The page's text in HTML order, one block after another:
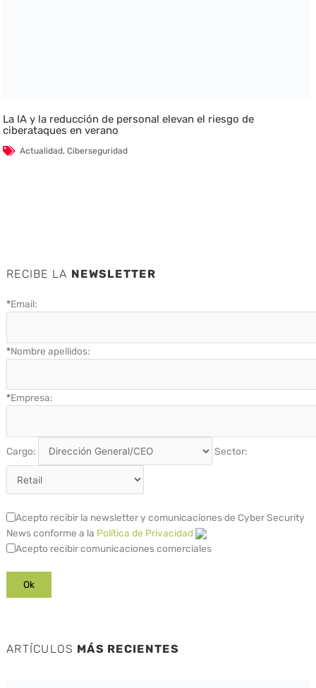
La IA y la reducción de personal elevan el riesgo de
ciberataques en verano
Actualidad,Ciberseguridad
RECIBE LA NEWSLETTER
*Email:
*Nombre apellidos:
*Empresa:
Cargo: Sector:
Acepto recibir la newsletter y comunicaciones de Cyber Security
News conforme a la Política de Privacidad
Acepto recibir comunicaciones comerciales
ARTÍCULOS MÁS RECIENTES